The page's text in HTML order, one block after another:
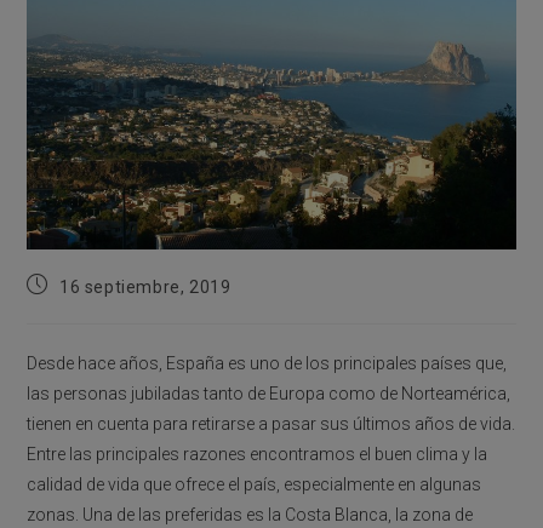
Publicación
entrada:
16 septiembre, 2019
Desde hace años, España es uno de los principales países que,
las personas jubiladas tanto de Europa como de Norteamérica,
tienen en cuenta para retirarse a pasar sus últimos años de vida.
Entre las principales razones encontramos el buen clima y la
calidad de vida que ofrece el país, especialmente en algunas
zonas. Una de las preferidas es la Costa Blanca, la zona de